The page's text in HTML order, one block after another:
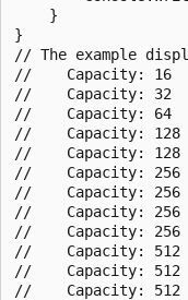
    }
}
// The example
//    Capacity: 16
//    Capacity: 32
//    Capacity: 64
//    Capacity: 128
//    Capacity: 128
//    Capacity: 256
//    Capacity: 256
//    Capacity: 256
//    Capacity: 256
//    Capacity: 512
//    Capacity: 512
//    Capacity: 512